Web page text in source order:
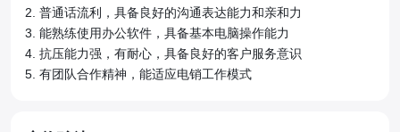
2. 普通话流利，具备良好的沟通表达能力和亲和力
3. 能熟练使用办公软件，具备基本电脑操作能力
4. 抗压能力强，有耐心，具备良好的客户服务意识
5. 有团队合作精神，能适应电销工作模式